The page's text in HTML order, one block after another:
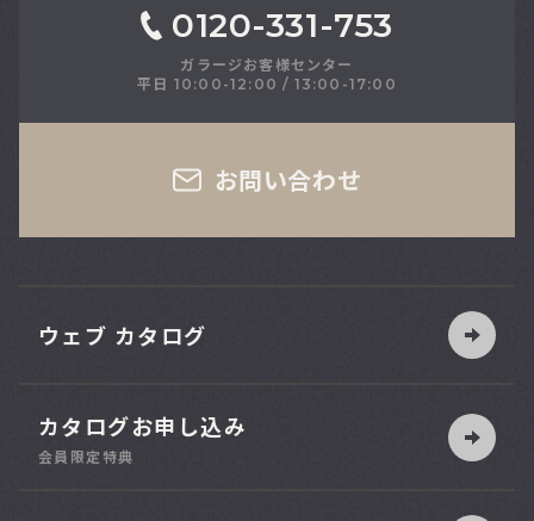
0120-331-753
ガラージお客様センター
平日 10:00-12:00 / 13:00-17:00
お問い合わせ
ウェブ カタログ
カタログお申し込み
会員限定特典